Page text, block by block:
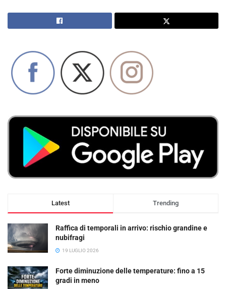
Latest Trending
Raffica di temporali in arrivo: rischio grandine e
nubifragi
19 LUGLIO 2026
Forte diminuzione delle temperature: fino a 15
gradi in meno